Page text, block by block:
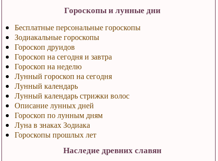
Гороскопы и лунные дни
Бесплатные персональные гороскопы
Зодиакальные гороскопы
Гороскоп друидов
Гороскоп на сегодня и завтра
Гороскоп на неделю
Лунный гороскоп на сегодня
Лунный календарь
Лунный календарь стрижки волос
Описание лунных дней
Гороскоп по лунным дням
Луна в знаках Зодиака
Гороскопы прошлых лет
Наследие древних славян